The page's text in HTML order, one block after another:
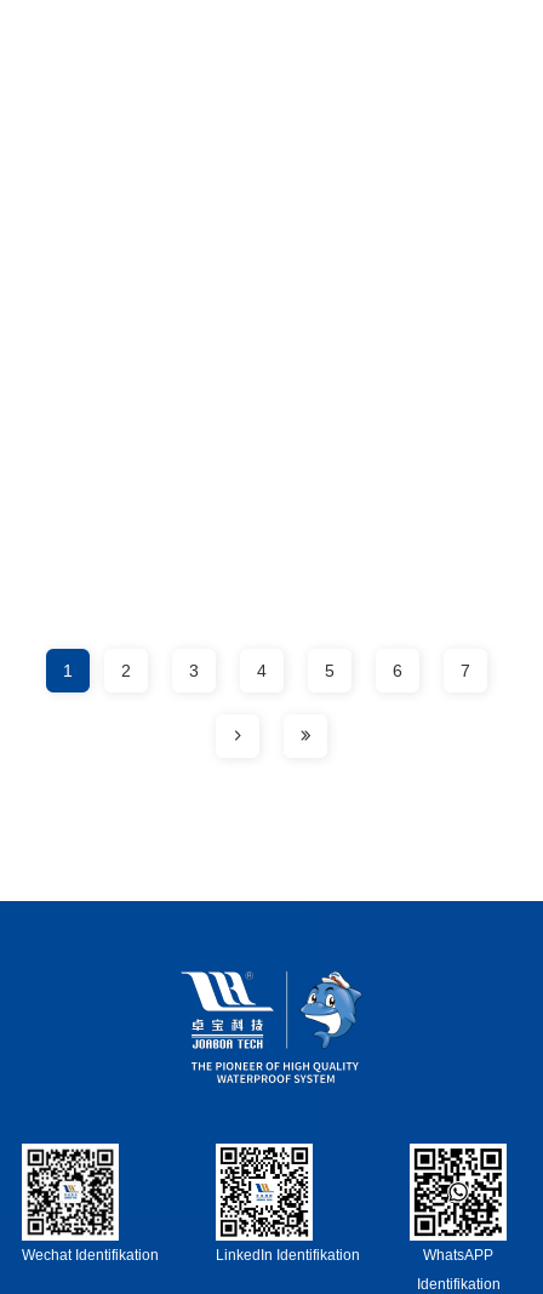
1 2 3 4 5 6 7
Wechat Identifikation LinkedIn Identifikation
WhatsAPP
Identifikation